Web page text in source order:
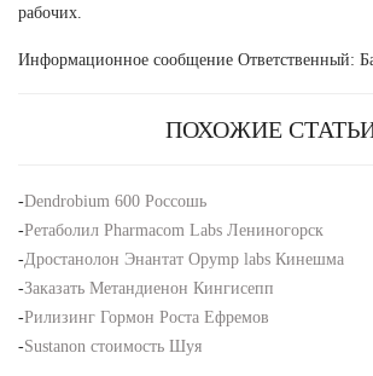
рабочих.
Информационное сообщение Ответственный:
ПОХОЖИЕ
-Dendrobium 600 Россошь
-Ретаболил Pharmacom Labs Лениногорск
-Дростанолон Энантат Opymp labs Кинешма
-Заказать Метандиенон Кингисепп
-Рилизинг Гормон Роста Ефремов
-Sustanon стоимость Шуя